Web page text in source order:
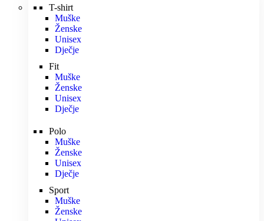
T-shirt
Muške
Ženske
Unisex
Dječje
Fit
Muške
Ženske
Unisex
Dječje
Polo
Muške
Ženske
Unisex
Dječje
Sport
Muške
Ženske